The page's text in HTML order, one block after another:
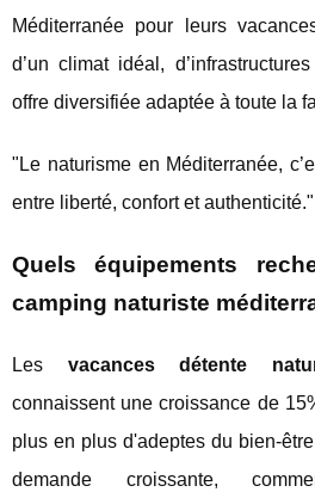
Méditerranée pour leurs
d’un climat idéal,
offre diversifiée adaptée à toute la
"Le naturisme en Méditerranée,
entre liberté, confort et authenticité."
Quels équipements
camping naturiste
Les vacances détente
connaissent une croissance de
plus en plus d'adeptes du bien-
demande croissante,